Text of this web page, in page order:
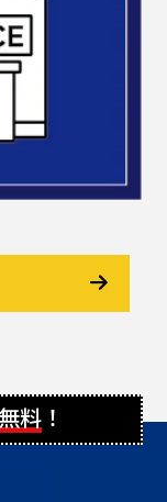
無料 ！